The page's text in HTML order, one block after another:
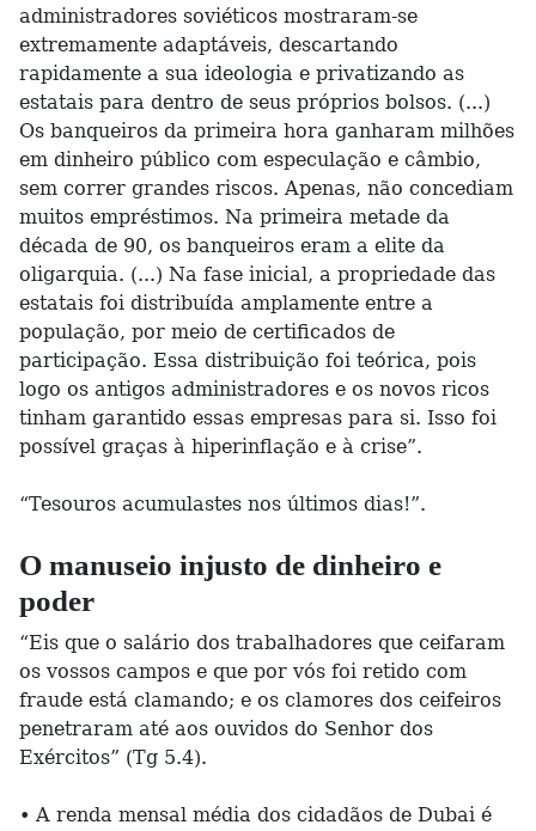
administradores soviéticos mostraram-se
extremamente adaptáveis, descartando
rapidamente a sua ideologia e privatizando as
estatais para dentro de seus próprios bolsos. (...)
Os banqueiros da primeira hora ganharam milhões
em dinheiro público com especulação e câmbio,
sem correr grandes riscos. Apenas, não concediam
muitos empréstimos. Na primeira metade da
década de 90, os banqueiros eram a elite da
oligarquia. (...) Na fase inicial, a propriedade das
estatais foi distribuída amplamente entre a
população, por meio de certificados de
participação. Essa distribuição foi teórica, pois
logo os antigos administradores e os novos ricos
tinham garantido essas empresas para si. Isso foi
possível graças à hiperinflação e à crise”.
“Tesouros acumulastes nos últimos dias!”.
O manuseio injusto de dinheiro e
poder
“Eis que o salário dos trabalhadores que ceifaram
os vossos campos e que por vós foi retido com
fraude está clamando; e os clamores dos ceifeiros
penetraram até aos ouvidos do Senhor dos
Exércitos” (Tg 5.4).
• A renda mensal média dos cidadãos de Dubai é